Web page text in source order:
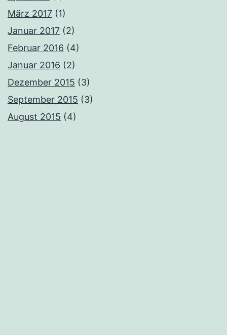
März 2017 (1)
Januar 2017 (2)
Februar 2016 (4)
Januar 2016 (2)
Dezember 2015 (3)
September 2015 (3)
August 2015 (4)